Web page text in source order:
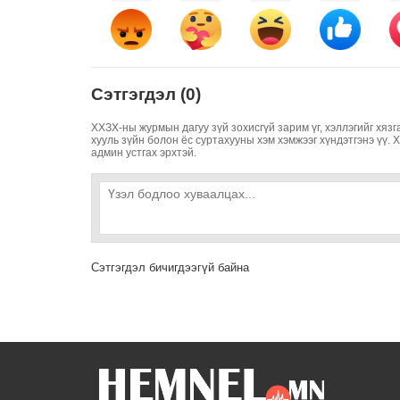
Сэтгэгдэл (0)
ХХЗХ-ны журмын дагуу зүй зохисгүй зарим үг, хэллэгийг
хууль зүйн болон ёс суртахууны хэм хэмжээг хүндэтгэнэ үү.
админ устгах эрхтэй.
Сэтгэгдэл бичигдээгүй байна